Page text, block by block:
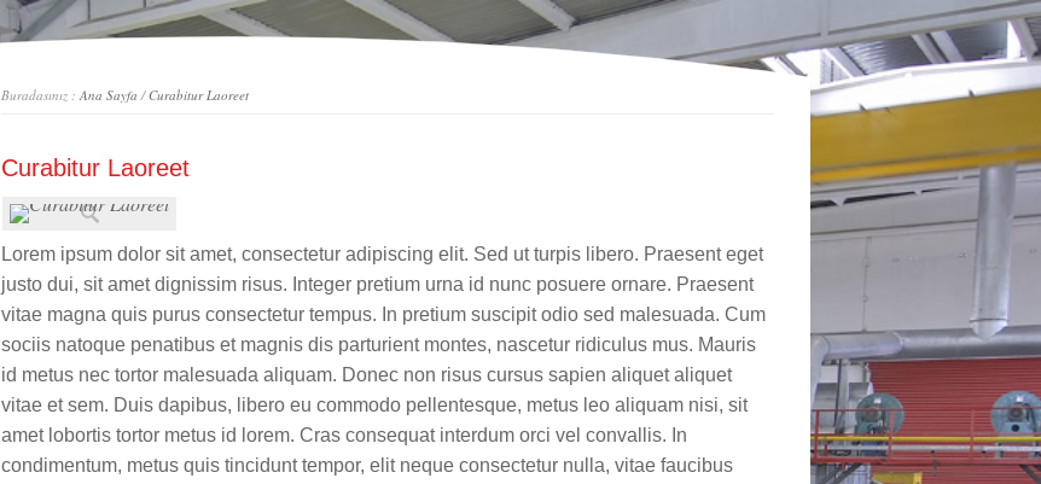
Buradasınız :Ana Sayfa /Curabitur Laoreet
Curabitur Laoreet
Lorem ipsum dolor sit amet, consectetur adipiscing elit. Sed ut turpis libero. Praesent eget
justo dui, sit amet dignissim risus. Integer pretium urna id nunc posuere ornare. Praesent
vitae magna quis purus consectetur tempus. In pretium suscipit odio sed malesuada. Cum
sociis natoque penatibus et magnis dis parturient montes, nascetur ridiculus mus. Mauris
id metus nec tortor malesuada aliquam. Donec non risus cursus sapien aliquet aliquet
vitae et sem. Duis dapibus, libero eu commodo pellentesque, metus leo aliquam nisi, sit
amet lobortis tortor metus id lorem. Cras consequat interdum orci vel convallis. In
condimentum, metus quis tincidunt tempor, elit neque consectetur nulla, vitae faucibus